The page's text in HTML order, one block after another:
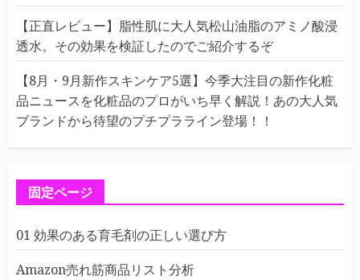
【正直レビュー】脂性肌に大人気松山油脂のアミノ酸浸
透水。その効果を検証したのでご紹介するぞ
【8月・9月新作スキンケア5選】今季大注目の新作化粧
品ニュースを化粧品のプロがいち早く解説！あの大人気
ブランドから待望のプチプラライン登場！！
固定ページ
01 効果のある育毛剤の正しい選び方
Amazon売れ筋商品リスト分析